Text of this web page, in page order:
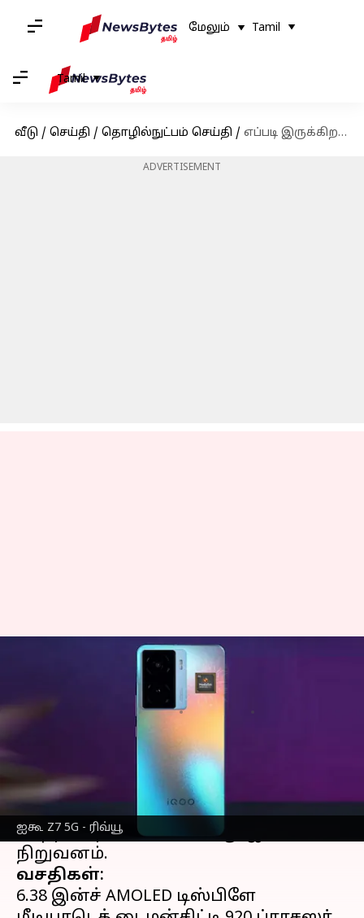
மேலும் Tamil
Tamil
வீடு / செய்தி / தொழில்நுட்பம் செய்தி / எப்படி இருக்கிறது iQoo Z7 5G: ரிவ்யூ!
ADVERTISEMENT
ஐகூ Z7 5G - ரிவ்யூ
எப்படி இருக்கிறது iQoo Z7
5G: ரிவ்யூ!
Prasanna Venkatesh
இந்தியா வில் விற்பனையாகி வந்த Z6
5G-யை தொடர்ந்து Z7 5Gஸ்மார்ட்போன்
கடந்த மாதம் வெளியிட்டது ஐகூ (
வசதிகள்:
6.38 இன்ச் AMOLED டிஸ்பிளே